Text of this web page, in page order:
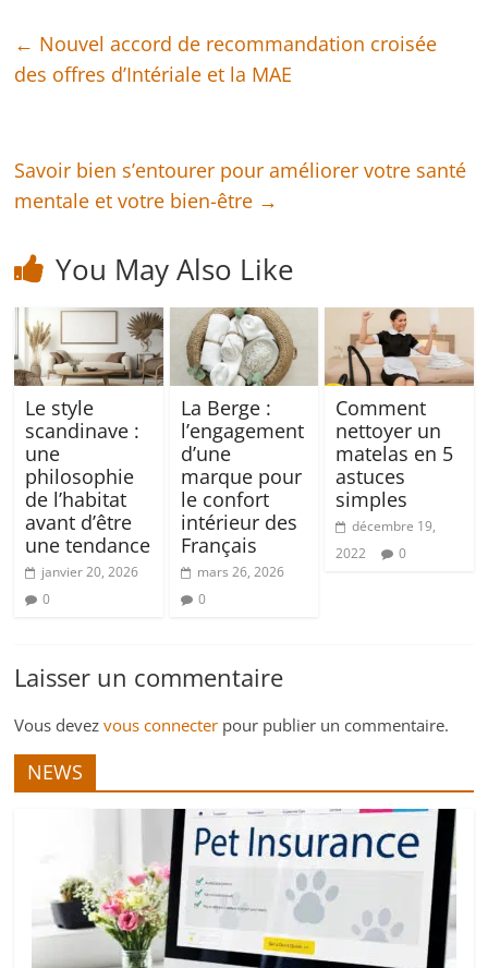
← Nouvel accord de recommandation croisée
des offres d’Intériale et la MAE
Savoir bien s’entourer pour améliorer votre santé
mentale et votre bien-être →
You May Also Like
Le style
scandinave :
une
philosophie
de l’habitat
avant d’être
une tendance
janvier 20, 2026
0
La Berge :
l’engagement
d’une
marque pour
le confort
intérieur des
Français
mars 26, 2026
0
Comment
nettoyer un
matelas en 5
astuces
simples
décembre 19,
2022
0
Laisser un commentaire
Vous devezvous connecter pour publier un commentaire.
NEWS